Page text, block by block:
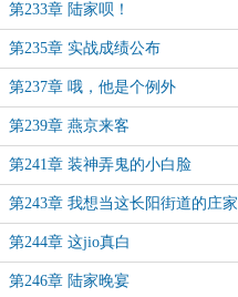
第233章 陆家呗！
第235章 实战成绩公布
第237章 哦，他是个例外
第239章 燕京来客
第241章 装神弄鬼的小白脸
第243章 我想当这长阳街道的庄家
第244章 这jio真白
第246章 陆家晚宴